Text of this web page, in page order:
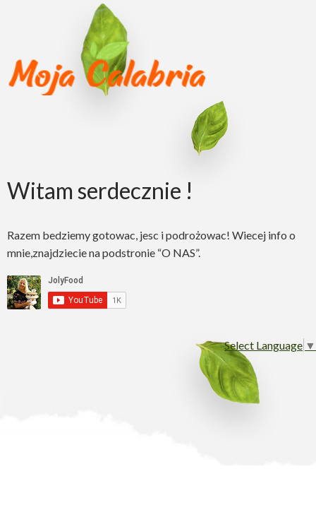
Witam serdecznie !
Razem bedziemy gotowac, jesc i podrożowac! Wiecej info o
mnie,znajdziecie na podstronie “O NAS”.
Select Language ▼